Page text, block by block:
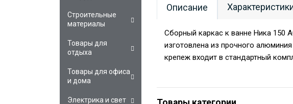
Описание
Сборный каркас к ванне Ника 150
изготовлена из прочного
крепеж входит в стандартный
Строительные
материалы
Товары для
отдыха
Товары для офиса
и дома
Электрика и свет